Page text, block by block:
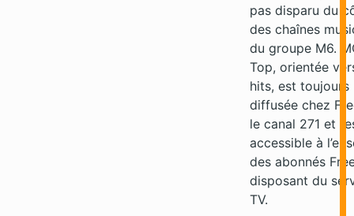
pas disparu du
des chaînes
du groupe M6.
Top, orientée
hits, est toujours
diffusée chez
le canal 271 et
accessible à
des abonnés
disposant du
TV.